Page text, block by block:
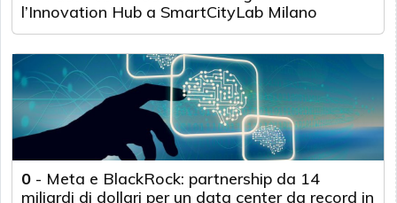
l’Innovation Hub a SmartCityLab Milano
0 - Meta e BlackRock: partnership da 14
miliardi di dollari per un data center da record in